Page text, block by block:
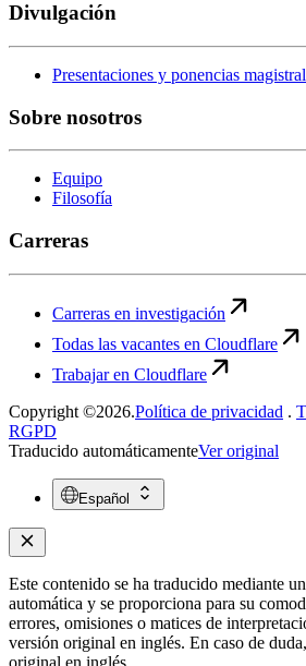
Divulgación
Presentaciones y ponencias
Sobre nosotros
Equipo
Filosofía
Carreras
Carreras en investigación
Todas las vacantes en Cloudflare
Trabajar en Cloudflare
Copyright ©2026.Política de privacidad .
RGPD
Traducido automáticamenteVer original
Español
Este contenido se ha traducido mediante
automática y se proporciona para su
errores, omisiones o matices de
versión original en inglés. En caso de
original en inglés.